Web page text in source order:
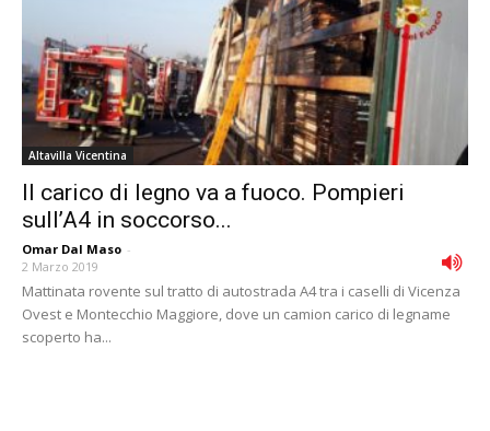
Altavilla Vicentina
Il carico di legno va a fuoco. Pompieri
sull’A4 in soccorso...
Omar Dal Maso -
2 Marzo 2019
Mattinata rovente sul tratto di autostrada A4 tra i caselli di Vicenza
Ovest e Montecchio Maggiore, dove un camion carico di legname
scoperto ha...